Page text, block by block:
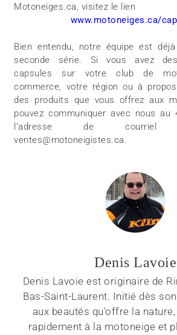
Motoneiges.ca, visitez le lien
www.motoneiges.ca/
Bien entendu, notre équipe est
seconde série. Si vous avez
capsules sur votre club de
commerce, votre région ou à
des produits que vous offrez aux
pouvez communiquer avec nous au
l’adresse de
ventes@motoneigistes.ca.
Denis Lavoie
Denis Lavoie est originaire de
Bas-Saint-Laurent. Initié dès
aux beautés qu'offre la
rapidement à la motoneige et